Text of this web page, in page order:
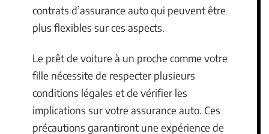
contrats d’assurance auto qui peuvent être
plus flexibles sur ces aspects.
Le prêt de voiture à un proche comme votre
fille nécessite de respecter plusieurs
conditions légales et de vérifier les
implications sur votre assurance auto. Ces
précautions garantiront une expérience de